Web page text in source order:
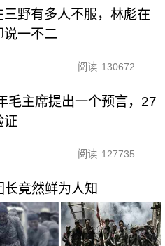
三野有多人不服，林彪在
说一不二
阅读 130672
毛主席提出一个预言，27
证
阅读 127735
长竟然鲜为人知